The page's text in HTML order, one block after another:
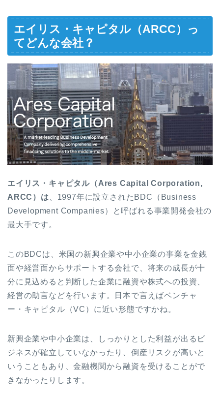
エイリス・キャピタル（ARCC）っ
てどんな会社？
エイリス・キャピタル（Ares Capital Corporation,
ARCC ）は
、1997年に設立されたBDC（Business
Development Companies）と呼ばれる事業開発会社の
最大手です。
このBDCは、米国の新興企業や中小企業の事業を金銭
面や経営面からサポートする会社で、将来の成長が十
分に見込めると判断した企業に融資や株式への投資、
経営の助言などを行います。日本で言えばベンチャ
ー・キャピタル（VC）に近い形態ですかね。
新興企業や中小企業は、しっかりとした利益が出るビ
ジネスが確立していなかったり、倒産リスクが高いと
いうこともあり、金融機関から融資を受けることがで
きなかったりします。